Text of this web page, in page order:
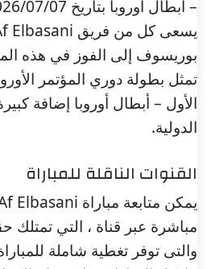
بوريسوف إلى الفوز في هذه
تمثل بطولة دوري المؤتمر
الأول – أبطال أوروبا إضافة
الدولية.
القنوات الناقلة للمباراة
مباشرة عبر قناة ، التي تمتلك
والتى توفر تغطية شاملة